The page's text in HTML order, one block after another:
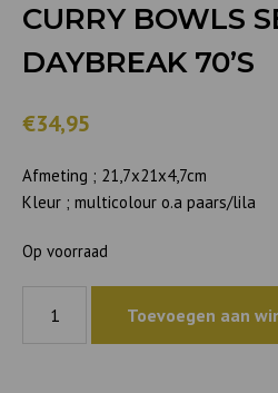
CURRY BOWLS
DAYBREAK 70’S
€34,95
Afmeting ; 21,7x21x4,7cm
Kleur ; multicolour o.a paars/lila
Op voorraad
bowls
Toevoegen aan